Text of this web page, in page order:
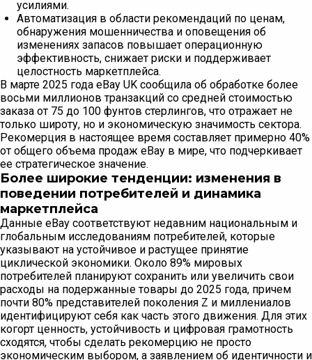
усилиями.
Автоматизация в области рекомендаций по ценам,
обнаружения мошенничества и оповещения об
изменениях запасов повышает операционную
эффективность, снижает риски и поддерживает
целостность маркетплейса.
В марте 2025 года eBay UK сообщила об обработке более
восьми миллионов транзакций со средней стоимостью
заказа от 75 до 100 фунтов стерлингов, что отражает не
только широту, но и экономическую значимость сектора.
Рекомерция в настоящее время составляет примерно 40%
от общего объема продаж eBay в мире, что подчеркивает
ее стратегическое значение.
Более широкие тенденции: изменения в
поведении потребителей и динамика
маркетплейса
Данные eBay соответствуют недавним национальным и
глобальным исследованиям потребителей, которые
указывают на устойчивое и растущее принятие
циклической экономики. Около 89% мировых
потребителей планируют сохранить или увеличить свои
расходы на подержанные товары до 2025 года, причем
почти 80% представителей поколения Z и миллениалов
идентифицируют себя как часть этого движения. Для этих
когорт ценность, устойчивость и цифровая грамотность
сходятся, чтобы сделать рекомерцию не просто
экономическим выбором, а заявлением об идентичности и